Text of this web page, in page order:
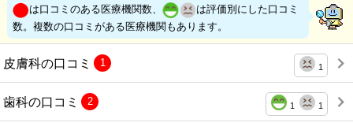
は口コミのある医療機関数、
は評価別にした口コミ
数。複数の口コミがある医療機関もあります。
皮膚科の口コミ 1
1
歯科の口コミ 1 1
2